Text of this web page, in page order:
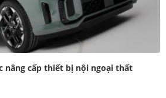
nâng cấp thiết bị nội ngoại thất